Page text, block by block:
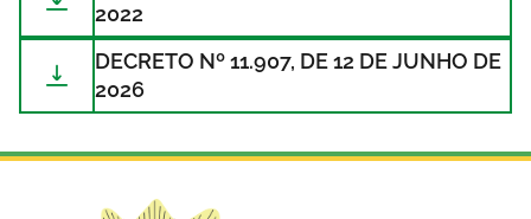
2022
DECRETO Nº 11.907, DE 12 DE JUNHO DE
2026